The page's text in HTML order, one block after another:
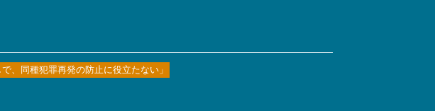
、同種犯罪再発の防止に役立たない」